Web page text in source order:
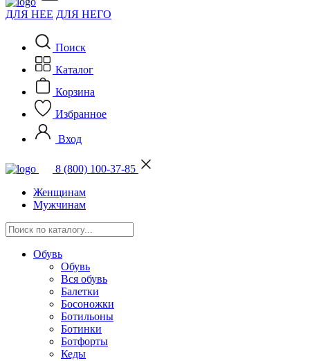
ДЛЯ НЕЕ ДЛЯ НЕГО
Поиск
Каталог
Корзина
Избранное
Вход
8 (800) 100-37-85
Женщинам
Мужчинам
Обувь
Обувь
Вся обувь
Балетки
Босоножки
Ботильоны
Ботинки
Ботфорты
Кеды